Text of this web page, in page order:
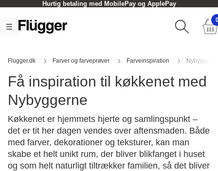
Hurtig betaling med MobilePay og ApplePay
Flügger.dk Farver og farveprøver Farveinspiration
Få inspiration til køkkenet med
Nybyggerne
Køkkenet er hjemmets hjerte og samlingspunkt –
det er tit her dagen vendes over aftensmaden. Både
med farver, dekorationer og teksturer, kan man
skabe et helt unikt rum, der bliver blikfanget i huset
og som helt naturligt tiltrækker familien, så det bliver